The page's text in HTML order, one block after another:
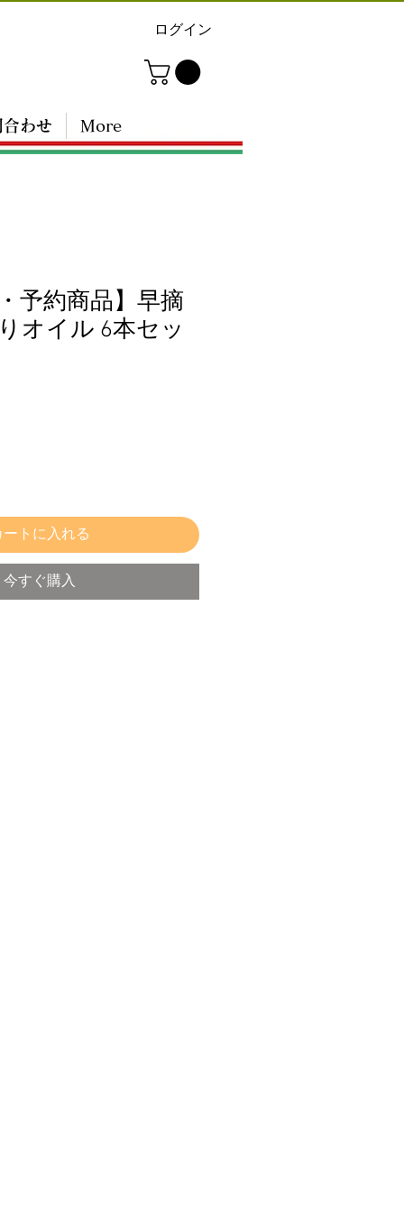
ログイン
予約商品】早摘
オイル 6本セッ
トに入れる
今すぐ購入
わせ More